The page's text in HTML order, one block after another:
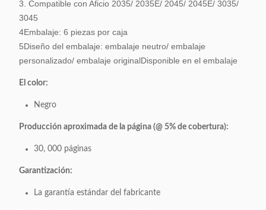
3. Compatible con Aficio 2035/ 2035E/ 2045/ 2045E/ 3035/
3045
4Embalaje: 6 piezas por caja
5Diseño del embalaje: embalaje neutro/ embalaje
personalizado/ embalaje originalDisponible en el embalaje
El color:
Negro
Producción aproximada de la página (@ 5% de cobertura):
30, 000 páginas
Garantización:
La garantía estándar del fabricante